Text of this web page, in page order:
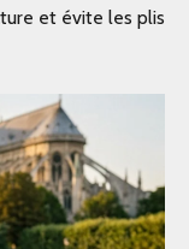
et évite les plis